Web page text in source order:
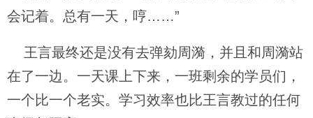
会记着。总有一天，哼……”
王言最终还是没有去弹劾周漪，并且和周漪站
在了一边。一天课上下来，一班剩余的学员们，
一个比一个老实。学习效率也比王言教过的任何